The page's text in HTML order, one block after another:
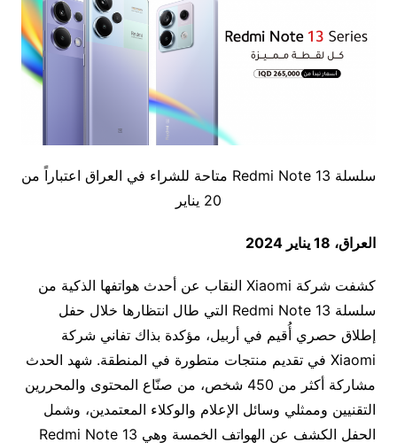
سلسلة Redmi Note 13 متاحة للشراء في العراق اعتباراً من
20 يناير
العراق، 18 يناير 2024
كشفت شركة Xiaomi النقاب عن أحدث هواتفها الذكية من
سلسلة Redmi Note 13 التي طال انتظارها خلال حفل
إطلاق حصري أُقيم في أربيل، مؤكدة بذاك تفاني شركة
Xiaomi في تقديم منتجات متطورة في المنطقة. شهد الحدث
مشاركة أكثر من 450 شخص، من صنّاع المحتوى والمحررين
التقنيين وممثلي وسائل الإعلام والوكلاء المعتمدين، وشمل
الحفل الكشف عن الهواتف الخمسة وهي Redmi Note 13